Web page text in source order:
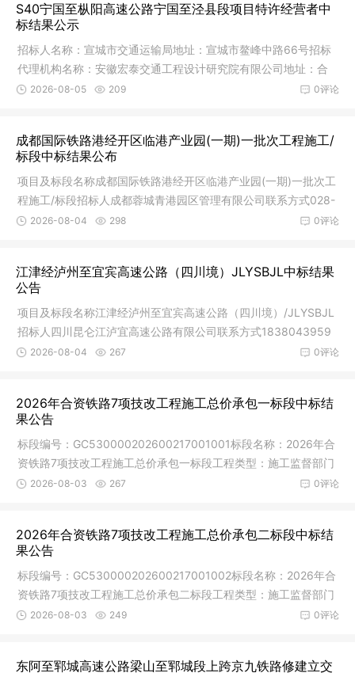
S40宁国至枞阳高速公路宁国至泾县段项目特许经营者中
标结果公示
招标人名称：宣城市交通运输局地址：宣城市鳌峰中路66号招标
代理机构名称：安徽宏泰交通工程设计研究院有限公司地址：合
肥市高新
0评论
2026-08-05 209
成都国际铁路港经开区临港产业园(一期)一批次工程施工/
标段中标结果公布
项目及标段名称成都国际铁路港经开区临港产业园(一期)一批次工
程施工/标段招标人成都蓉城青港园区管理有限公司联系方式028-
64382
0评论
2026-08-04 298
江津经泸州至宜宾高速公路（四川境）JLYSBJL中标结果
公告
项目及标段名称江津经泸州至宜宾高速公路（四川境）/JLYSBJL
招标人四川昆仑江泸宜高速公路有限公司联系方式1838043959
9招标代理
0评论
2026-08-04 267
2026年合资铁路7项技改工程施工总价承包一标段中标结
果公告
标段编号：GC530000202600217001001标段名称：2026年合
资铁路7项技改工程施工总价承包一标段工程类型：施工监督部门
及联系方式：
0评论
2026-08-03 267
2026年合资铁路7项技改工程施工总价承包二标段中标结
果公告
标段编号：GC530000202600217001002标段名称：2026年合
资铁路7项技改工程施工总价承包二标段工程类型：施工监督部门
及联系方式：
0评论
2026-08-03 249
东阿至郓城高速公路梁山至郓城段上跨京九铁路修建立交